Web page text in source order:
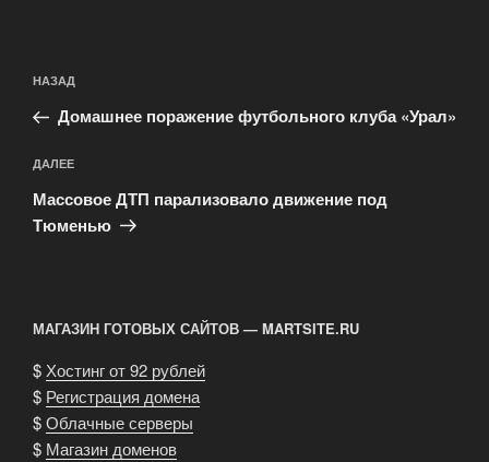
по
записям
Предыдущая
запись:
НАЗАД
Домашнее поражение футбольного клуба «Урал»
Следующая
запись
ДАЛЕЕ
Массовое ДТП парализовало движение под
Тюменью
МАГАЗИН ГОТОВЫХ САЙТОВ — MARTSITE.RU
$Хостинг от 92 рублей
$ Регистрация домена
$Облачные серверы
$ Магазин доменов